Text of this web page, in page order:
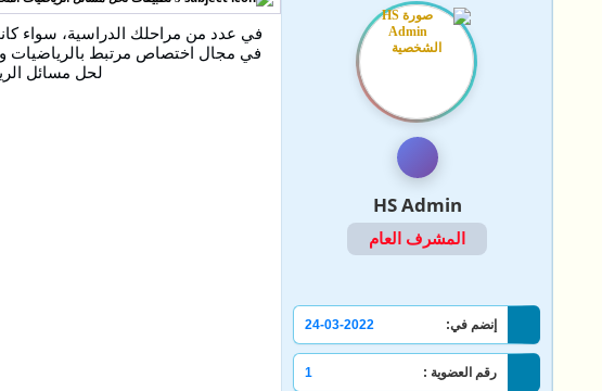
HS Admin
المشرف العام
إنضم في: 24-03-2022
رقم العضوية : 1
في عدد من مراحلك الدراسية، سواء
في مجال اختصاص مرتبط بالرياضيات
لحل مسائل